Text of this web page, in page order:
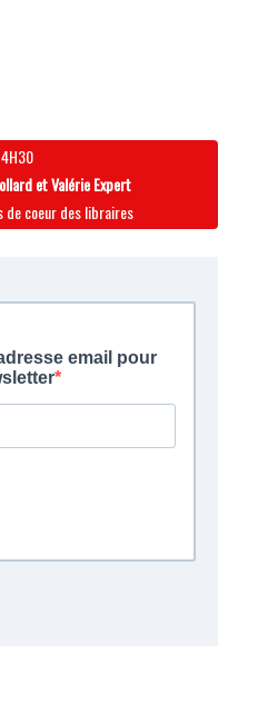
et Valérie Expert
de coeur des libraires